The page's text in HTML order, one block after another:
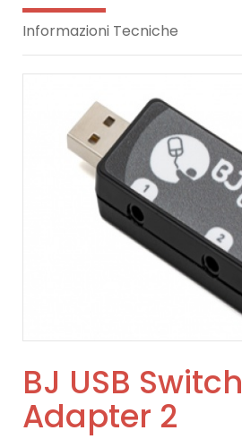
Informazioni Tecniche
BJ USB Switch
Adapter 2